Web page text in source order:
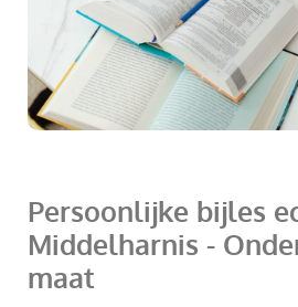
Persoonlijke bijles
Middelharnis -
maat